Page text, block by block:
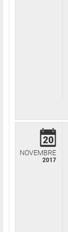
20
NOVEMBRE
2017